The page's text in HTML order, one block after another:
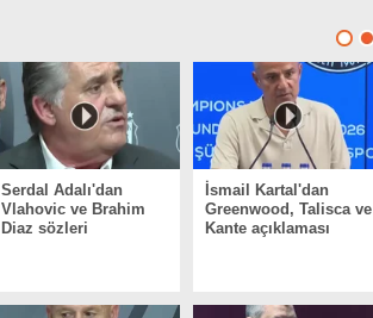
Serdal Adalı'dan
Vlahovic ve Brahim
Diaz sözleri
İsmail Kartal'dan
Greenwood, Talisca ve
Kante açıklaması